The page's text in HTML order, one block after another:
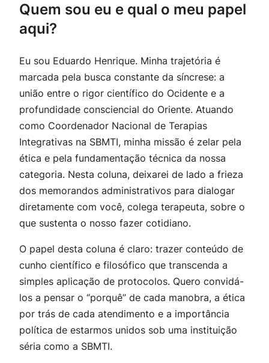
Quem sou eu e qual o meu papel
aqui?
Eu sou Eduardo Henrique. Minha trajetória é
marcada pela busca constante da síncrese: a
união entre o rigor científico do Ocidente e a
profundidade consciencial do Oriente. Atuando
como Coordenador Nacional de Terapias
Integrativas na SBMTI, minha missão é zelar pela
ética e pela fundamentação técnica da nossa
categoria. Nesta coluna, deixarei de lado a frieza
dos memorandos administrativos para dialogar
diretamente com você, colega terapeuta, sobre o
que sustenta o nosso fazer cotidiano.
O papel desta coluna é claro: trazer conteúdo de
cunho científico e filosófico que transcenda a
simples aplicação de protocolos. Quero convidá-
los a pensar o “porquê” de cada manobra, a ética
por trás de cada atendimento e a importância
política de estarmos unidos sob uma instituição
séria como a SBMTI.